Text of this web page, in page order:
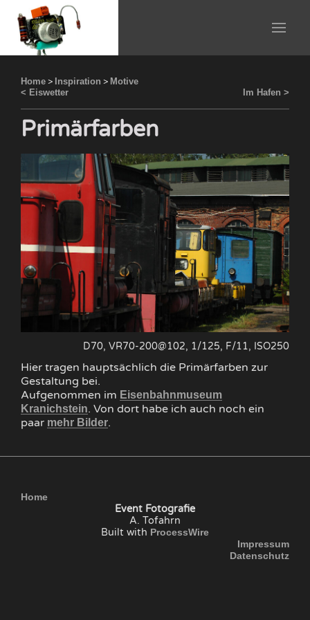
Home > Inspiration > Motive
< Eiswetter
Im Hafen >
Primärfarben
D70, VR70-200@102, 1/125, F/11, ISO250
Hier tragen hauptsächlich die Primärfarben zur
Gestaltung bei.
Aufgenommen im Eisenbahnmuseum
Kranichstein. Von dort habe ich auch noch ein
paar mehr Bilder.
Home
Event Fotografie
A. Tofahrn
Built with ProcessWire
Impressum
Datenschutz